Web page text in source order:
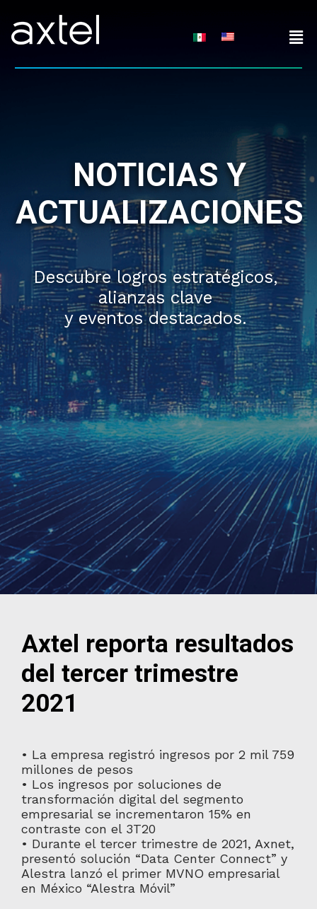
content
NOTICIAS Y
ACTUALIZACIONES
Descubre logros estratégicos,
alianzas clave
y eventos destacados.
Axtel reporta resultados
del tercer trimestre
2021
• La empresa registró ingresos por 2 mil 759
millones de pesos
• Los ingresos por soluciones de
transformación digital del segmento
empresarial se incrementaron 15% en
contraste con el 3T20
• Durante el tercer trimestre de 2021, Axnet,
presentó solución “Data Center Connect” y
Alestra lanzó el primer MVNO empresarial
en México “Alestra Móvil”